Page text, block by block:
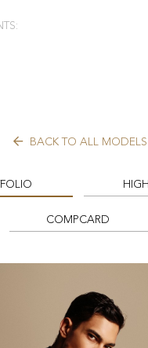
BACK TO ALL MODELS
COMPCARD